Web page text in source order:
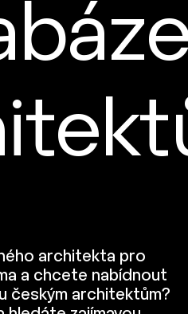
architekta pro
a chcete nabídnout
českým architektům?